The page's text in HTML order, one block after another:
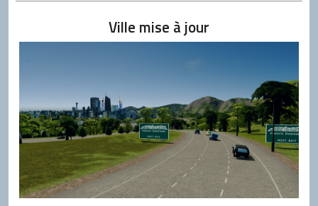
Ville mise à jour